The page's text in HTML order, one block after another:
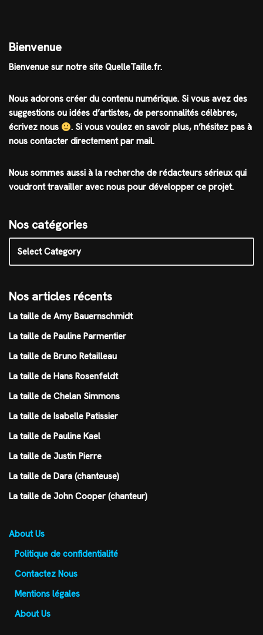
Bienvenue
Bienvenue sur notre site QuelleTaille.fr.
Nous adorons créer du contenu numérique. Si vous avez des
suggestions ou idées d’artistes, de personnalités célèbres,
écrivez nous
. Si vous voulez en savoir plus, n’hésitez pas à
nous contacter directement par mail.
Nous sommes aussi à la recherche de rédacteurs sérieux qui
voudront travailler avec nous pour développer ce projet.
Nos catégories
Nos articles récents
La taille de Amy Bauernschmidt
La taille de Pauline Parmentier
La taille de Bruno Retailleau
La taille de Hans Rosenfeldt
La taille de Chelan Simmons
La taille de Isabelle Patissier
La taille de Pauline Kael
La taille de Justin Pierre
La taille de Dara (chanteuse)
La taille de John Cooper (chanteur)
About Us
Politique de confidentialité
Contactez Nous
Mentions légales
About Us